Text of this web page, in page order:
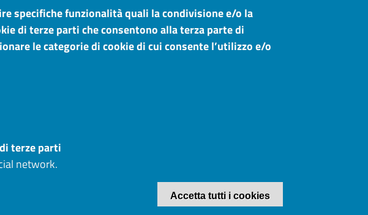
specifiche funzionalità quali la condivisione e/o la
di terze parti che consentono alla terza parte di
le categorie di cookie di cui consente l’utilizzo e/o
terze parti
network.
Accetta tutti i cookies